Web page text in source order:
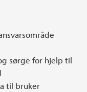
sørge for hjelp til
til bruker